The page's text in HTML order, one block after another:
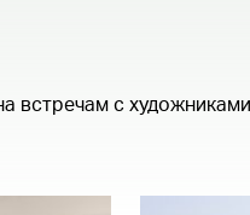
встречам с